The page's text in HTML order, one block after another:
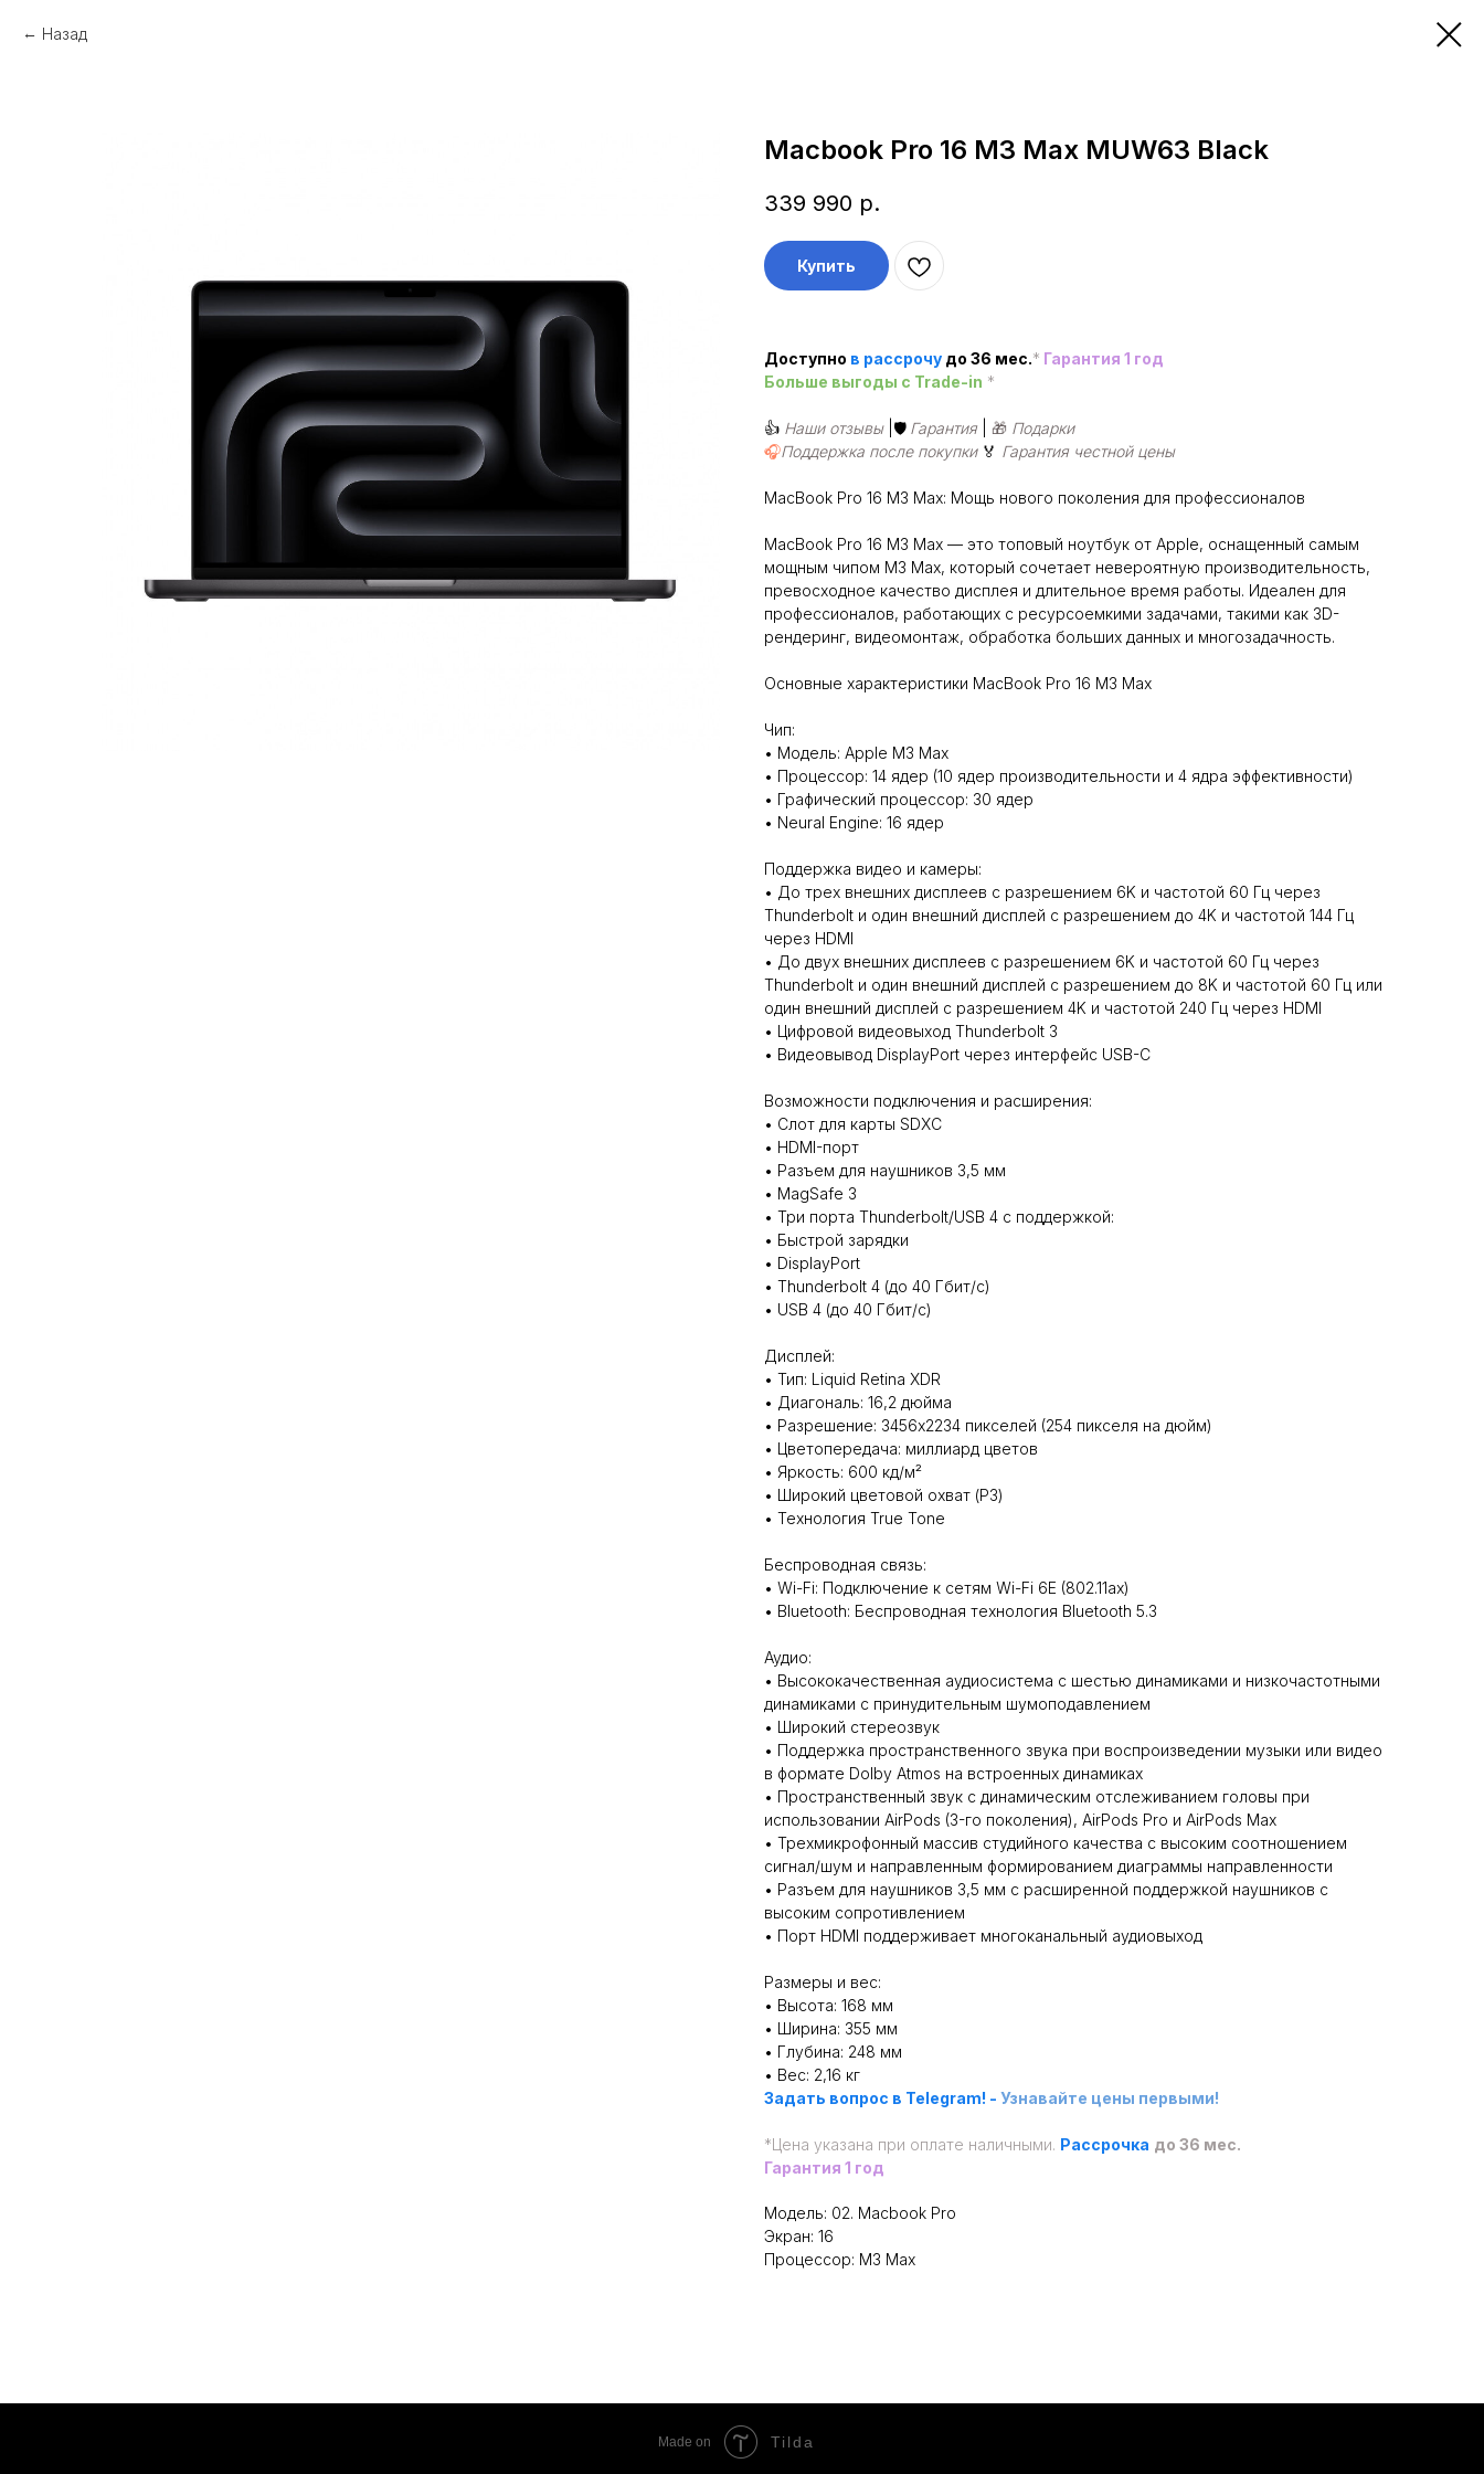
Назад
Macbook Pro 16 M3 Max MUW63 Black
339 990 р.
Купить
Доступно в рассрочу до 36 мес.* Гарантия 1 год
Больше выгоды c Trade-in *
👍 Наши отзывы |🛡️ Гарантия 🎁 Подарки
🎧Поддержка после покупки 🏅 Гарантия честной цены
MacBook Pro 16 M3 Max: Мощь нового поколения для профессионалов
MacBook Pro 16 M3 Max — это топовый ноутбук от Apple, оснащенный самым
мощным чипом M3 Max, который сочетает невероятную производительность,
превосходное качество дисплея и длительное время работы. Идеален для
профессионалов, работающих с ресурсоемкими задачами, такими как 3D-
рендеринг, видеомонтаж, обработка больших данных и многозадачность.
Основные характеристики MacBook Pro 16 M3 Max
Чип:
• Модель: Apple M3 Max
• Процессор: 14 ядер (10 ядер производительности и 4 ядра эффективности)
• Графический процессор: 30 ядер
• Neural Engine: 16 ядер
Поддержка видео и камеры:
• До трех внешних дисплеев с разрешением 6K и частотой 60 Гц через
Thunderbolt и один внешний дисплей с разрешением до 4K и частотой 144 Гц
через HDMI
• До двух внешних дисплеев с разрешением 6K и частотой 60 Гц через
Thunderbolt и один внешний дисплей с разрешением до 8K и частотой 60 Гц или
один внешний дисплей с разрешением 4K и частотой 240 Гц через HDMI
• Цифровой видеовыход Thunderbolt 3
• Видеовывод DisplayPort через интерфейс USB-C
Возможности подключения и расширения:
• Слот для карты SDXC
• HDMI-порт
• Разъем для наушников 3,5 мм
• MagSafe 3
• Три порта Thunderbolt/USB 4 с поддержкой:
• Быстрой зарядки
• DisplayPort
• Thunderbolt 4 (до 40 Гбит/с)
• USB 4 (до 40 Гбит/с)
Дисплей:
• Тип: Liquid Retina XDR
• Диагональ: 16,2 дюйма
• Разрешение: 3456x2234 пикселей (254 пикселя на дюйм)
• Цветопередача: миллиард цветов
• Яркость: 600 кд/м²
• Широкий цветовой охват (P3)
• Технология True Tone
Беспроводная связь:
• Wi-Fi: Подключение к сетям Wi-Fi 6E (802.11ax)
• Bluetooth: Беспроводная технология Bluetooth 5.3
Аудио:
• Высококачественная аудиосистема с шестью динамиками и низкочастотными
динамиками с принудительным шумоподавлением
• Широкий стереозвук
• Поддержка пространственного звука при воспроизведении музыки или видео
в формате Dolby Atmos на встроенных динамиках
• Пространственный звук с динамическим отслеживанием головы при
использовании AirPods (3-го поколения), AirPods Pro и AirPods Max
• Трехмикрофонный массив студийного качества с высоким соотношением
сигнал/шум и направленным формированием диаграммы направленности
• Разъем для наушников 3,5 мм с расширенной поддержкой наушников с
высоким сопротивлением
• Порт HDMI поддерживает многоканальный аудиовыход
Размеры и вес:
• Высота: 168 мм
• Ширина: 355 мм
• Глубина: 248 мм
• Вес: 2,16 кг
Задать вопрос в Telegram! - Узнавайте цены первыми!
*Цена указана при оплате наличными. Рассрочка до 36 мес.
Гарантия 1 год
Модель: 02. Macbook Pro
Экран: 16
Процессор: M3 Max
Made on Tilda